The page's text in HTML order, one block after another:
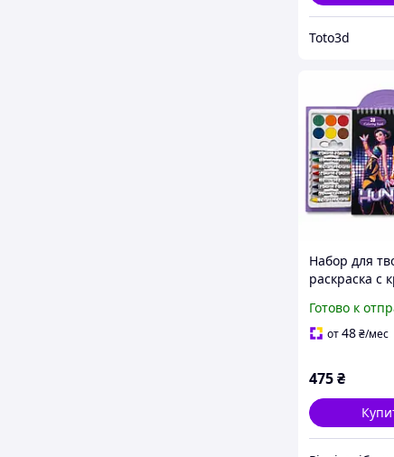
Toto3d
Набор для
раскраска с
pop девушки
подарок для
Готово к
от48₴/мес
475₴